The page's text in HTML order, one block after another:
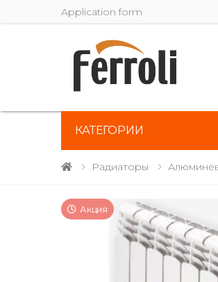
Application form
КАТЕГОРИИ
Радиаторы
Акция